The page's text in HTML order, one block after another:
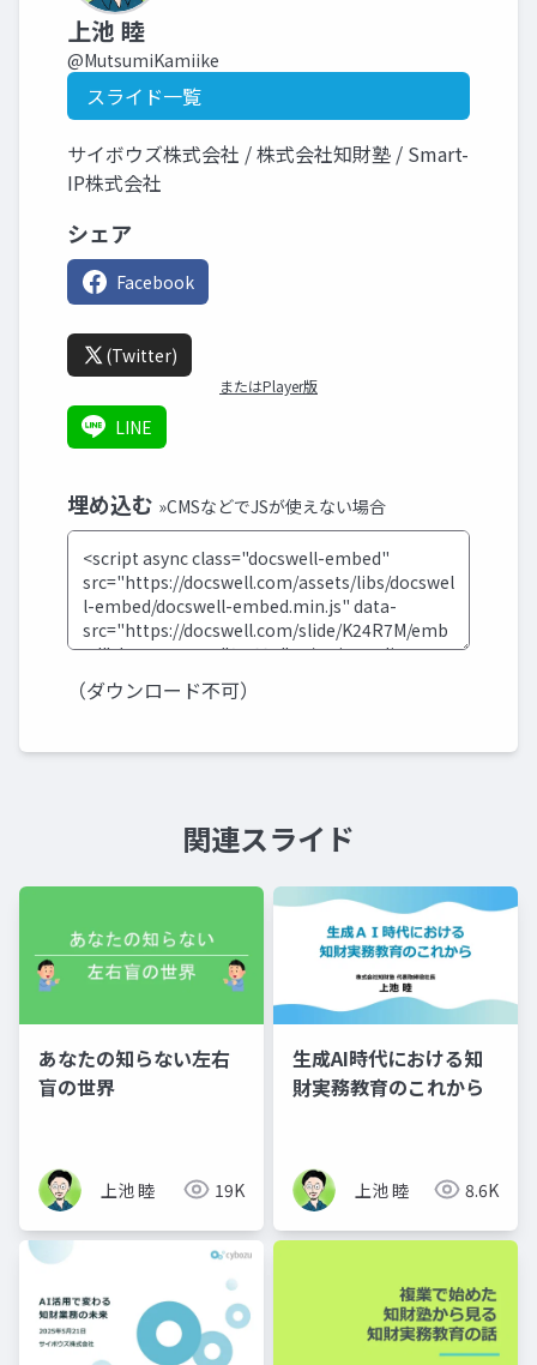
上池 睦
@MutsumiKamiike
スライド一覧
サイボウズ株式会社 / 株式会社知財塾 / Smart-
IP株式会社
シェア
Facebook
(Twitter)
またはPlayer版
LINE
埋め込む »CMSなどでJSが使えない場合
（ダウンロード不可）
関連スライド
あなたの知らない左右
盲の世界
上池 睦 19K
生成AI時代における知
財実務教育のこれから
上池 睦 8.6K